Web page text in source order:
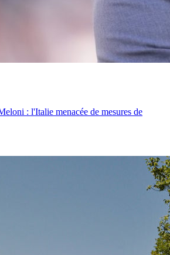
: l'Italie menacée de mesures de